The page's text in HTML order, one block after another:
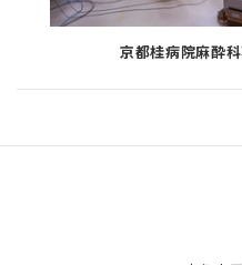
京都桂病院麻酔